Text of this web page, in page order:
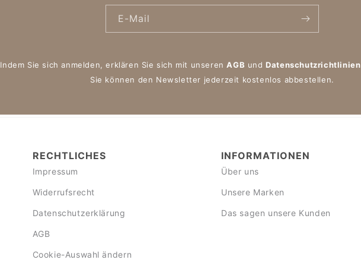
E-Mail
Indem Sie sich anmelden, erklären Sie sich mit unserenAGB undDatenschutzrichtlinien
Sie können den Newsletter jederzeit kostenlos abbestellen.
RECHTLICHES
Impressum
Widerrufsrecht
Datenschutzerklärung
AGB
Cookie-Auswahl ändern
INFORMATIONEN
Über uns
Unsere Marken
Das sagen unsere Kunden